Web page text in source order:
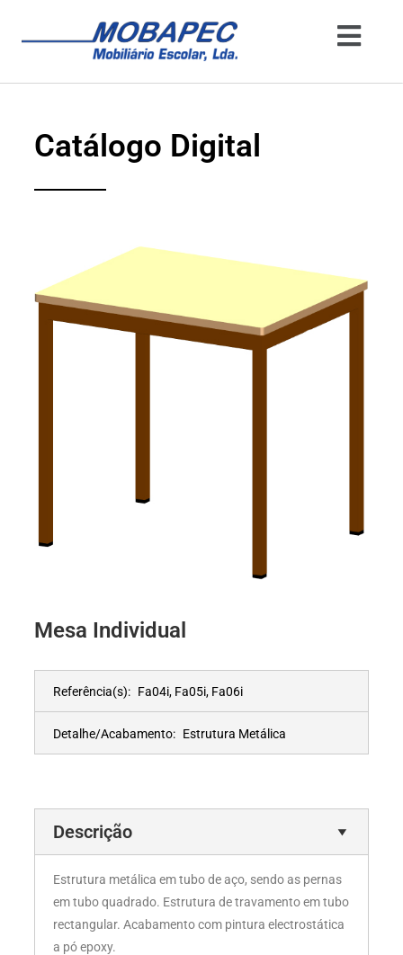
Catálogo Digital
Mesa Individual
Referência(s): Fa04i, Fa05i, Fa06i
Detalhe/Acabamento: Estrutura Metálica
Descrição
Estrutura metálica em tubo de aço, sendo as pernas
em tubo quadrado. Estrutura de travamento em tubo
rectangular. Acabamento com pintura electrostática
a pó epoxy.